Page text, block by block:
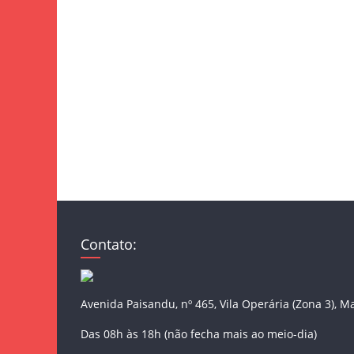
Contato:
Avenida Paisandu, nº 465, Vila Operária (Zona 3),
Das 08h às 18h (não fecha mais ao meio-dia)